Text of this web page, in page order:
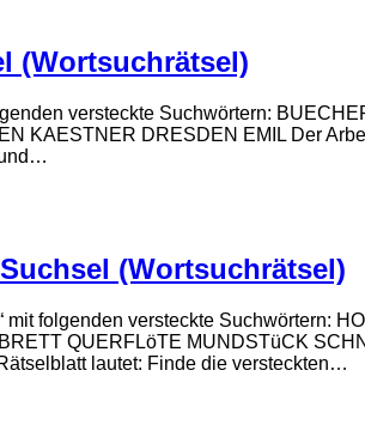
(Wortsuchrätsel)
versteckte Suchwörtern:
KAESTNER DRESDEN EMIL Der
(Wortsuchrätsel)
mit folgenden versteckte Suchwörtern:
QUERFLöTE MUNDSTüCK
lautet: Finde die versteckten…